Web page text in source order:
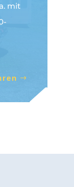
mit
D